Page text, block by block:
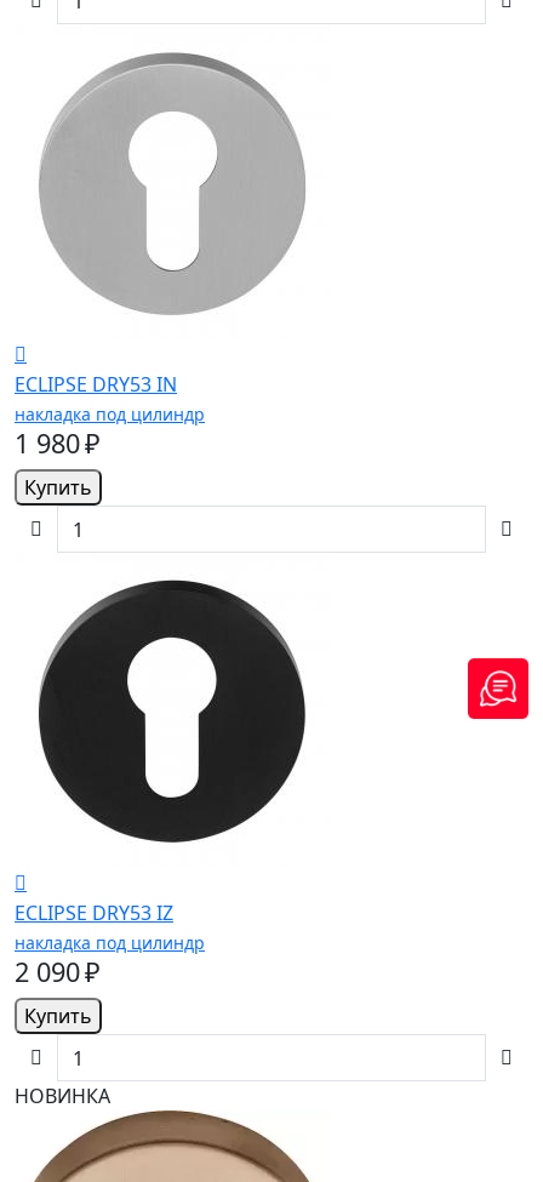
ECLIPSE DRY53 IN
накладка под цилиндр
1 980 ₽
Купить
ECLIPSE DRY53 IZ
накладка под цилиндр
2 090 ₽
Купить
НОВИНКА